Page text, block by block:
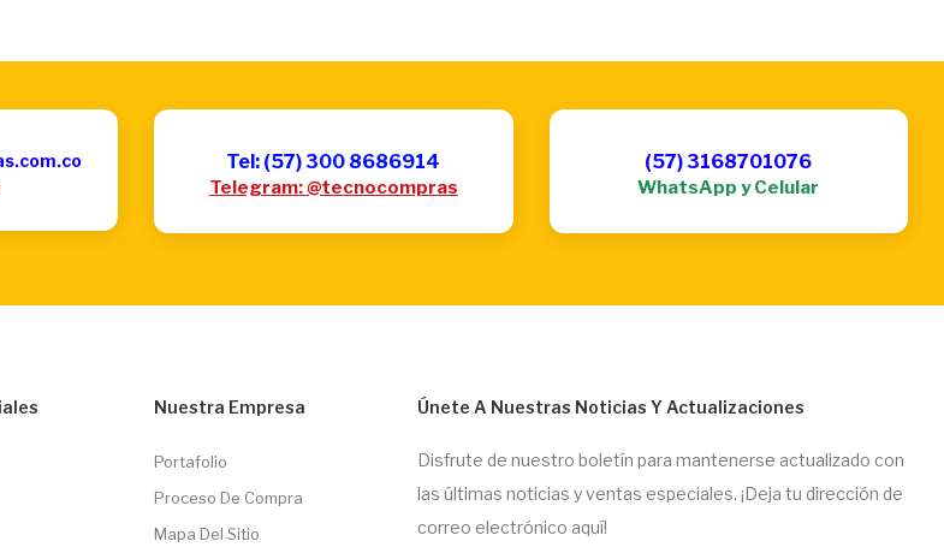
Tel: (57) 300 8686914
Telegram: @tecnocompras
(57) 3168701076
WhatsApp y Celular
Nuestra Empresa
Portafolio
Proceso De Compra
Mapa Del Sitio
Únete A Nuestras Noticias Y Actualizaciones
Disfrute de nuestro boletín para mantenerse actualizado con
las últimas noticias y ventas especiales. ¡Deja tu dirección de
correo electrónico aquí!